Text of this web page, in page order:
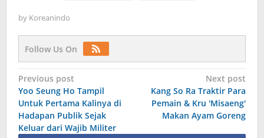
by Koreanindo
Follow Us On
Post
navigation
Previous post
Yoo Seung Ho Tampil
Untuk Pertama Kalinya di
Hadapan Publik Sejak
Keluar dari Wajib Militer
Next post
Kang So Ra Traktir Para
Pemain & Kru 'Misaeng'
Makan Ayam Goreng